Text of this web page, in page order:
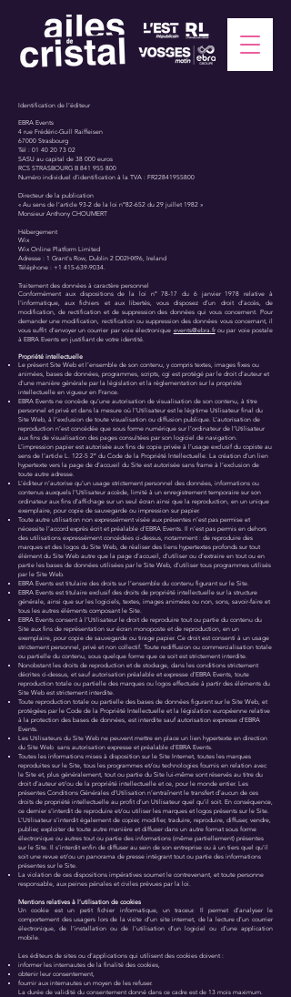
Identification de l’éditeur
EBRA Events
4 rue Frédéric-Guill Raiffeisen
67000 Strasbourg
Tél : 01 40 20 73 02
SASU au capital de 38 000 euros
RCS STRASBOURG B 841 955 800
Numéro individuel d’identification à la TVA : FR22841955800
Directeur de la publication
« Au sens de l’article 93-2 de la loi n°82-652 du 29 juillet 1982 »
Monsieur Anthony CHOUMERT
Hébergement
Wix
Wix Online Platform Limited
Adresse : 1 Grant's Row, Dublin 2 D02HX96, Ireland
Téléphone : +1 415-639-9034.
Traitement des données à caractère personnel
Conformément aux dispositions de la loi n° 78-17 du 6 janvier 1978 relative à
l’informatique, aux fichiers et aux libertés, vous disposez d’un droit d’accès, de
modification, de rectification et de suppression des données qui vous concernent. Pour
demander une modification, rectification ou suppression des données vous concernant, il
vous suffit d’envoyer un courrier par voie électronique events@ebra.frou par voie postale
à EBRA Events en justifiant de votre identité.
Propriété intellectuelle
Le présent Site Web et l’ensemble de son contenu, y compris textes, images fixes ou
animées, bases de données, programmes, scripts, cgi est protégé par le droit d’auteur et
d’une manière générale par la législation et la réglementation sur la propriété
intellectuelle en vigueur en France.
EBRA Events ne concède qu’une autorisation de visualisation de son contenu, à titre
personnel et privé et dans la mesure où l’Utilisateur est le légitime Utilisateur final du
Site Web, à l’exclusion de toute visualisation ou diffusion publique. L’autorisation de
reproduction n’est concédée que sous forme numérique sur l’ordinateur de l’Utilisateur
aux fins de visualisation des pages consultées par son logiciel de navigation.
L’impression papier est autorisée aux fins de copie privée à l’usage exclusif du copiste au
sens de l’article L. 122-5 2° du Code de la Propriété Intellectuelle. La création d’un lien
hypertexte vers la page de d’accueil du Site est autorisée sans frame à l’exclusion de
toute autre adresse.
L’éditeur n’autorise qu’un usage strictement personnel des données, informations ou
contenus auxquels l’Utilisateur accède, limité à un enregistrement temporaire sur son
ordinateur aux fins d’affichage sur un seul écran ainsi que la reproduction, en un unique
exemplaire, pour copie de sauvegarde ou impression sur papier.
Toute autre utilisation non expressément visée aux présentes n’est pas permise et
nécessite l’accord exprès écrit et préalable d'EBRA Events. Il n’est pas permis en dehors
des utilisations expressément concédées ci-dessus, notamment : de reproduire des
marques et des logos du Site Web, de réaliser des liens hypertextes profonds sur tout
élément du Site Web autre que la page d’accueil, d’utiliser ou d’extraire en tout ou en
partie les bases de données utilisées par le Site Web, d’utiliser tous programmes utilisés
par le Site Web.
EBRA Events est titulaire des droits sur l’ensemble du contenu figurant sur le Site.
EBRA Events est titulaire exclusif des droits de propriété intellectuelle sur la structure
générale, ainsi que sur les logiciels, textes, images animées ou non, sons, savoir-faire et
tous les autres éléments composant le Site.
EBRA Events consent à l’Utilisateur le droit de reproduire tout ou partie du contenu du
Site aux fins de représentation sur écran monoposte et de reproduction, en un
exemplaire, pour copie de sauvegarde ou tirage papier. Ce droit est consenti à un usage
strictement personnel, privé et non collectif. Toute rediffusion ou commercialisation totale
ou partielle du contenu, sous quelque forme que ce soit est strictement interdite.
Nonobstant les droits de reproduction et de stockage, dans les conditions strictement
décrites ci-dessus, et sauf autorisation préalable et expresse d'EBRA Events, toute
reproduction totale ou partielle des marques ou logos effectuée à partir des éléments du
Site Web est strictement interdite.
Toute reproduction totale ou partielle des bases de données figurant sur le Site Web, et
protégées par le Code de la Propriété Intellectuelle et la législation européenne relative
à la protection des bases de données, est interdite sauf autorisation expresse d'EBRA
Events.
Les Utilisateurs du Site Web ne peuvent mettre en place un lien hypertexte en direction
du Site Web sans autorisation expresse et préalable d'EBRA Events.
Toutes les informations mises à disposition sur le Site Internet, toutes les marques
reproduites sur le Site, tous les programmes et/ou technologies fournis en relation avec
le Site et, plus généralement, tout ou partie du Site lui-même sont réservés au titre du
droit d’auteur et/ou de la propriété intellectuelle et ce, pour le monde entier. Les
présentes Conditions Générales d’Utilisation n’entraînent le transfert d’aucun de ces
droits de propriété intellectuelle au profit d’un Utilisateur quel qu’il soit. En conséquence,
ce dernier s’interdit de reproduire et/ou utiliser les marques et logos présents sur le Site.
L’Utilisateur s’interdit également de copier, modifier, traduire, reproduire, diffuser, vendre,
publier, exploiter de toute autre manière et diffuser dans un autre format sous forme
électronique ou autres tout ou partie des informations (même partiellement) présentes
sur le Site. Il s’interdit enfin de diffuser au sein de son entreprise ou à un tiers quel qu’il
soit une revue et/ou un panorama de presse intégrant tout ou partie des informations
présentes sur le Site.
La violation de ces dispositions impératives soumet le contrevenant, et toute personne
responsable, aux peines pénales et civiles prévues par la loi.
Mentions relatives à l’utilisation de cookies
Un cookie est un petit fichier informatique, un traceur. Il permet d’analyser le
comportement des usagers lors de la visite d’un site internet, de la lecture d’un courrier
électronique, de l’installation ou de l’utilisation d’un logiciel ou d’une application
mobile.
Les éditeurs de sites ou d’applications qui utilisent des cookies doivent :
informer les internautes de la finalité des cookies,
obtenir leur consentement,
fournir aux internautes un moyen de les refuser.
La durée de validité du consentement donné dans ce cadre est de 13 mois maximum.